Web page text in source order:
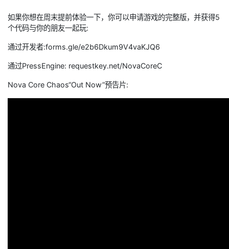
如果你想在周末提前体验一下，你可以申请游戏的完整版，并获得5
个代码与你的朋友一起玩:
通过开发者:forms.gle/e2b6Dkum9V4vaKJQ6
通过PressEngine: requestkey.net/NovaCoreC
Nova Core Chaos“Out Now”预告片: